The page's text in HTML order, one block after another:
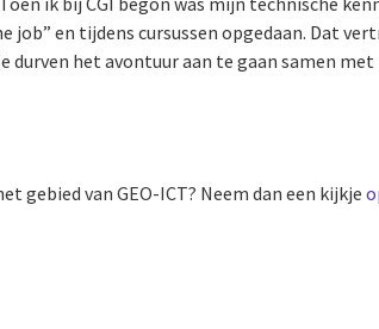
job” en tijdens cursussen opgedaan. Dat
durven het avontuur aan te gaan samen
gebied van GEO-ICT? Neem dan een kijkje